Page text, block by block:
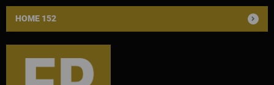
HOME 152